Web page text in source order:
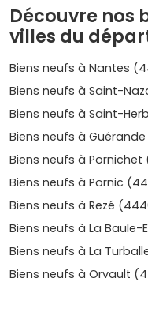
Nexity : un des
projets diversifiés
résidents.
: réputé
gamme dans les
Guérande.
Vinci Immobilier:
mesure, intégrant
matière de
Acheter un bien
une opportunité
de vie agréable tout en
pérenne. Que ce soit à
dans des communes
du neuf offre de
variés selon les zones
Découvre nos
villes du
Biens neufs à Nantes
Biens neufs à Saint-
Biens neufs à Saint-
Biens neufs à
Biens neufs à Pornichet
Biens neufs à Pornic
Biens neufs à Rezé
Biens neufs à La
Biens neufs à La
Biens neufs à Orvault